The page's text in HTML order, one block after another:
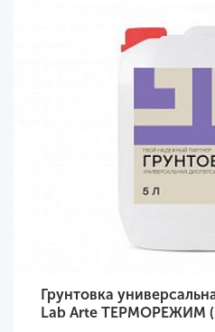
Грунтовка
Lab Arte ТЕРМОРЕЖИМ